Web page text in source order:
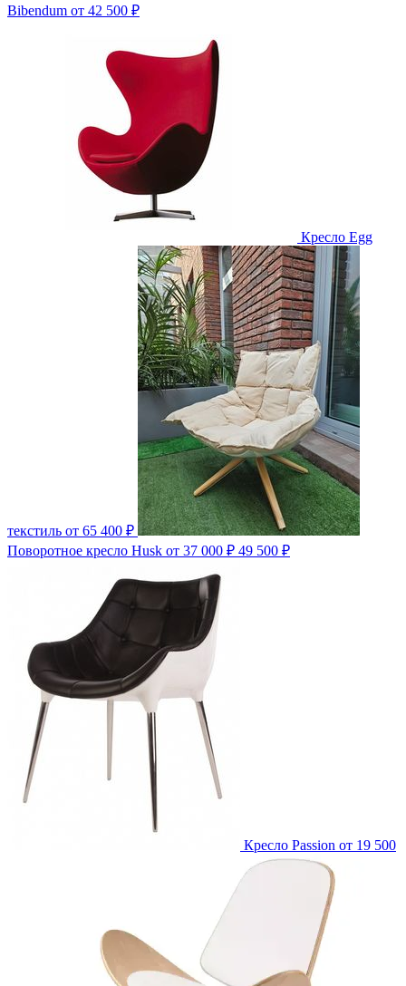
Bibendum от 42 500 ₽
Кресло Egg
текстиль от 65 400 ₽
Поворотное кресло Husk от 37 000 ₽ 49 500 ₽
Кресло Passion от 19 500